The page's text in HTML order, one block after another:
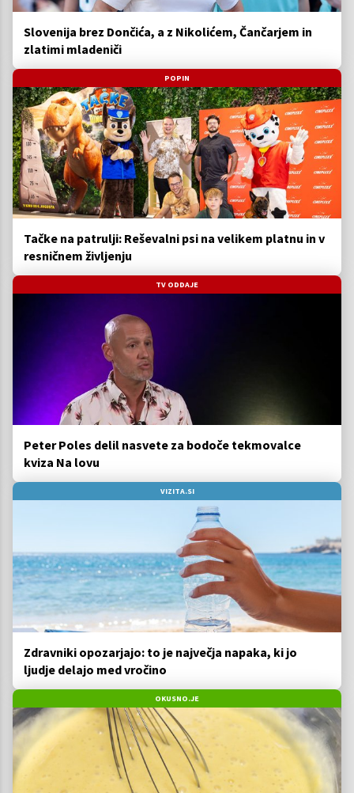
Slovenija brez Dončića, a z Nikolićem, Čančarjem in
zlatimi mladeniči
POPIN
Tačke na patrulji: Reševalni psi na velikem platnu in v
resničnem življenju
TV ODDAJE
Peter Poles delil nasvete za bodoče tekmovalce
kviza Na lovu
VIZITA.SI
Zdravniki opozarjajo: to je največja napaka, ki jo
ljudje delajo med vročino
OKUSNO.JE